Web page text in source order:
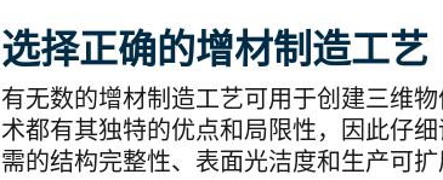
选择正确的增材制造工艺
有无数的增材制造工艺可用于创建三维
术都有其独特的优点和局限性，因此仔
需的结构完整性、表面光洁度和生产可